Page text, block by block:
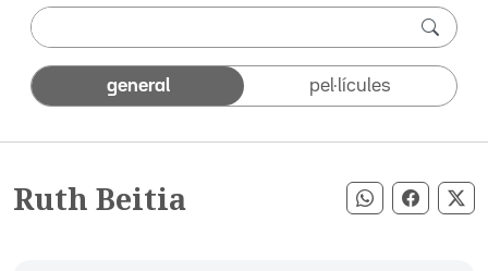
general pel·lícules
Ruth Beitia Compartir